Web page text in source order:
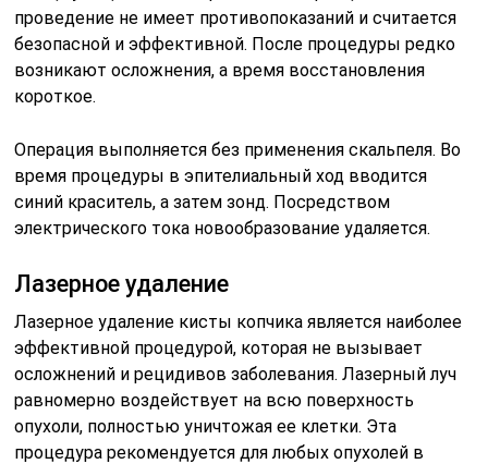
проведение не имеет противопоказаний и считается
безопасной и эффективной. После процедуры редко
возникают осложнения, а время восстановления
короткое.
Операция выполняется без применения скальпеля. Во
время процедуры в эпителиальный ход вводится
синий краситель, а затем зонд. Посредством
электрического тока новообразование удаляется.
Лазерное удаление
Лазерное удаление кисты копчика является наиболее
эффективной процедурой, которая не вызывает
осложнений и рецидивов заболевания. Лазерный луч
равномерно воздействует на всю поверхность
опухоли, полностью уничтожая ее клетки. Эта
процедура рекомендуется для любых опухолей в